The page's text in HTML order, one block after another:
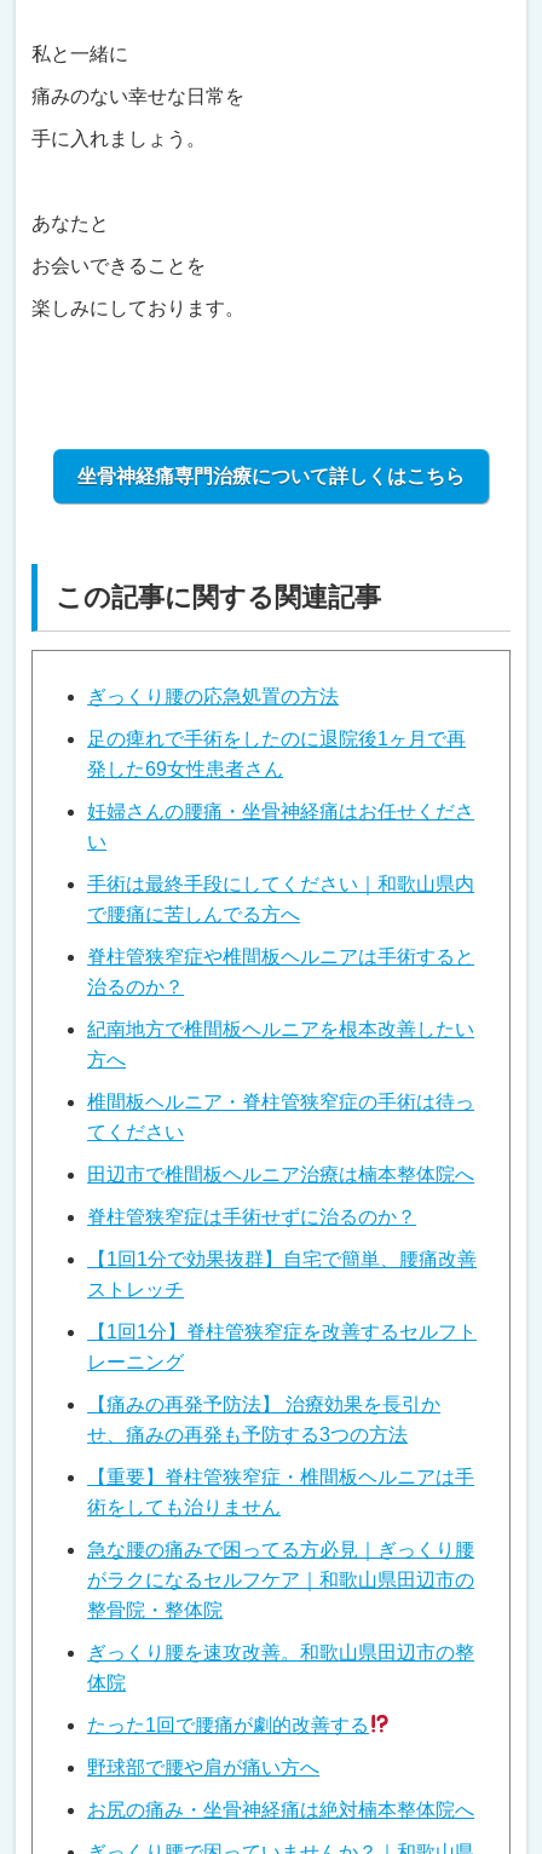
私と一緒に
痛みのない幸せな日常を
手に入れましょう。
あなたと
お会いできることを
楽しみにしております。
坐骨神経痛専門治療について詳しくはこちら
この記事に関する関連記事
ぎっくり腰の応急処置の方法
足の痺れで手術をしたのに退院後1ヶ月で再
発した69女性患者さん
妊婦さんの腰痛・坐骨神経痛はお任せくださ
い
手術は最終手段にしてください｜和歌山県内
で腰痛に苦しんでる方へ
脊柱管狭窄症や椎間板ヘルニアは手術すると
治るのか？
紀南地方で椎間板ヘルニアを根本改善したい
方へ
椎間板ヘルニア・脊柱管狭窄症の手術は待っ
てください
田辺市で椎間板ヘルニア治療は楠本整体院へ
脊柱管狭窄症は手術せずに治るのか？
【1回1分で効果抜群】自宅で簡単、腰痛改善
ストレッチ
【1回1分】脊柱管狭窄症を改善するセルフト
レーニング
【痛みの再発予防法】 治療効果を長引か
せ、痛みの再発も予防する3つの方法
【重要】脊柱管狭窄症・椎間板ヘルニアは手
術をしても治りません
急な腰の痛みで困ってる方必見｜ぎっくり腰
がラクになるセルフケア｜和歌山県田辺市の
整骨院・整体院
ぎっくり腰を速攻改善。和歌山県田辺市の整
体院
たった1回で腰痛が劇的改善する
野球部で腰や肩が痛い方へ
お尻の痛み・坐骨神経痛は絶対楠本整体院へ